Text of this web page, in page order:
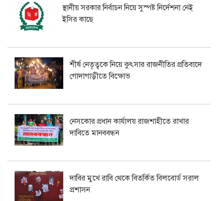
স্থানীয় সরকার নির্বাচন নিয়ে সুস্পষ্ট নির্দেশনা নেই
ইসির কাছে
শীর্ষ নেতৃত্বকে নিয়ে কুৎসার রাজনীতির প্রতিবাদে
গোদাগাড়ীতে বিক্ষোভ
নেসকোর প্রধান কার্যালয় রাজশাহীতে রাখার
দাবিতে মানববন্ধন
দাবির মুখে রাবি থেকে বিতর্কিত বিলবোর্ড সরাল
প্রশাসন